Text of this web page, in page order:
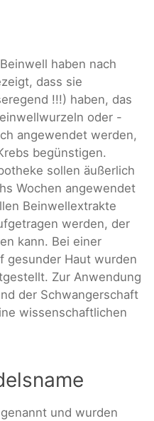
haben nach
dass sie
!!!) haben, das
oder -
angewendet werden,
begünstigen.
sollen äußerlich
Wochen angewendet
Beinwellextrakte
werden, der
kann. Bei einer
gesunder Haut wurden
Zur Anwendung
der Schwangerschaft
wissenschaftlichen
und wurden